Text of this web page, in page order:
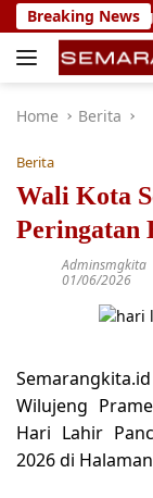
Skip
to
content
Breaking News
Magang
Home Berita
Berita
Wali Kota
Peringatan
Adminsmgkita
01/06/2026
Wilujeng
Hari Lahir
2026 di